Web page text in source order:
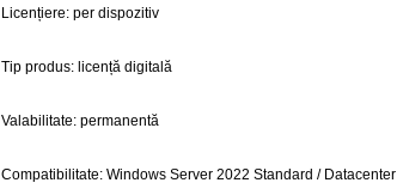
Licențiere: per dispozitiv
Tip produs: licență digitală
Valabilitate: permanentă
Compatibilitate: Windows Server 2022 Standard / Datacenter